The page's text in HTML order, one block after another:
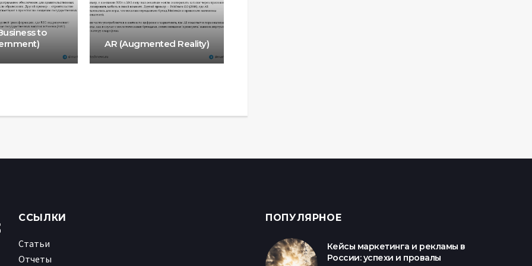
to
AR (Augmented Reality)
ССЫЛКИ
Статьи
Отчеты
ПОПУЛЯРНОЕ
Кейсы маркетинга и рекламы в
России: успехи и провалы